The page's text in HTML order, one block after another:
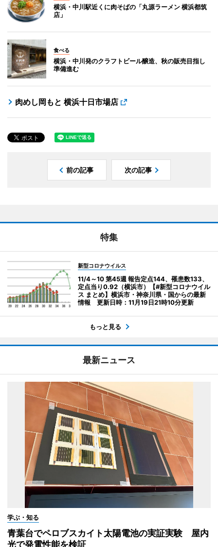
横浜・中川駅近くに肉そばの「丸源ラーメン 横浜都筑
店」
食べる
横浜・中川発のクラフトビール醸造、秋の販売目指し
準備進む
肉めし岡もと 横浜十日市場店
前の記事 次の記事
特集
新型コロナウイルス
11/4～10 第45週 報告定点144、罹患数133、
定点当り0.92（横浜市）【#新型コロナウイル
ス まとめ】横浜市・神奈川県・国からの最新
情報 更新日時：11月19日21時10分更新
もっと見る
最新ニュース
学ぶ・知る
青葉台でペロブスカイト太陽電池の実証実験 屋内
光で発電性能を検証